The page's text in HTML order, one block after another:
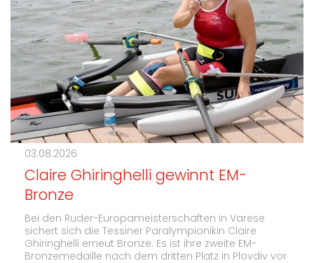
03.08.2026
Claire Ghiringhelli gewinnt EM-
Bronze
Bei den Ruder-Europameisterschaften in Varese
sichert sich die Tessiner Paralympionikin Claire
Ghiringhelli erneut Bronze. Es ist ihre zweite EM-
Bronzemedaille nach dem dritten Platz in Plovdiv vor